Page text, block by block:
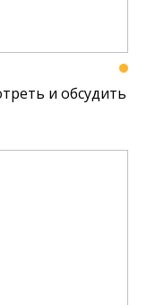
и обсудить